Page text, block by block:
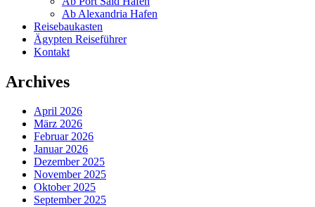
Ab Alexandria Hafen
Reisebaukasten
Ägypten Reiseführer
Kontakt
Archives
April 2026
März 2026
Februar 2026
Januar 2026
Dezember 2025
November 2025
Oktober 2025
September 2025